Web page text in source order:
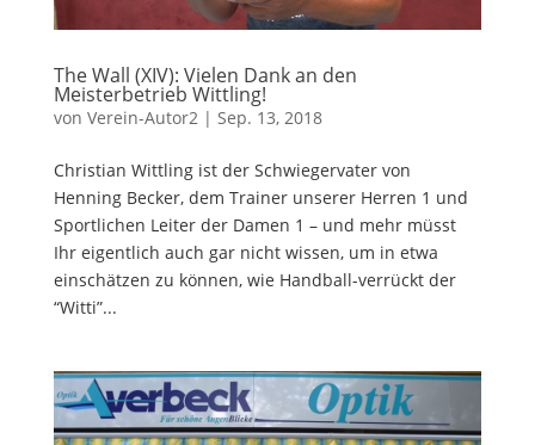
The Wall (XIV): Vielen Dank an den
Meisterbetrieb Wittling!
von Verein-Autor2| Sep. 13, 2018
Christian Wittling ist der Schwiegervater von
Henning Becker, dem Trainer unserer Herren 1 und
Sportlichen Leiter der Damen 1 – und mehr müsst
Ihr eigentlich auch gar nicht wissen, um in etwa
einschätzen zu können, wie Handball-verrückt der
“Witti”...